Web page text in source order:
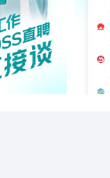
据来自BOSS直聘2026年第一季度财